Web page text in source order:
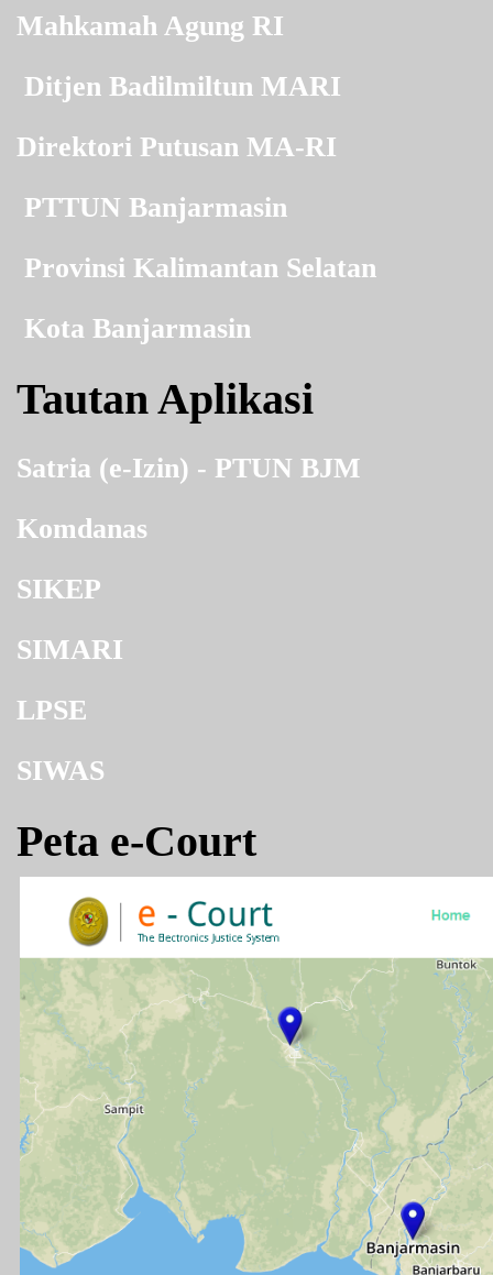
Mahkamah Agung RI
Ditjen Badilmiltun MARI
Direktori Putusan MA-RI
PTTUN Banjarmasin
Provinsi Kalimantan Selatan
Kota Banjarmasin
Tautan Aplikasi
Satria (e-Izin) - PTUN BJM
Komdanas
SIKEP
SIMARI
LPSE
SIWAS
Peta e-Court